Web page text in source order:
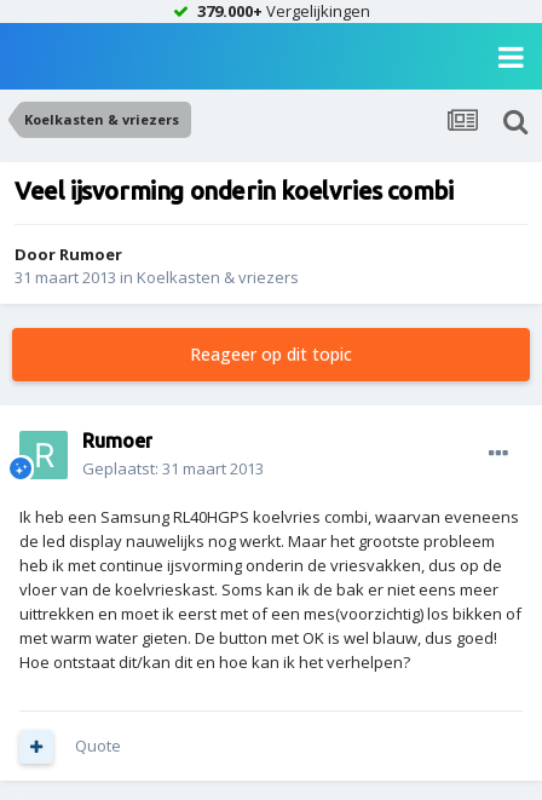
379.000+ Vergelijkingen
Koelkasten & vriezers
Veel ijsvorming onderin koelvries combi
Door Rumoer
31 maart 2013 in Koelkasten & vriezers
Reageer op dit topic
Rumoer
Geplaatst: 31 maart 2013
Ik heb een Samsung RL40HGPS koelvries combi, waarvan eveneens
de led display nauwelijks nog werkt. Maar het grootste probleem
heb ik met continue ijsvorming onderin de vriesvakken, dus op de
vloer van de koelvrieskast. Soms kan ik de bak er niet eens meer
uittrekken en moet ik eerst met of een mes(voorzichtig) los bikken of
met warm water gieten. De button met OK is wel blauw, dus goed!
Hoe ontstaat dit/kan dit en hoe kan ik het verhelpen?
Quote